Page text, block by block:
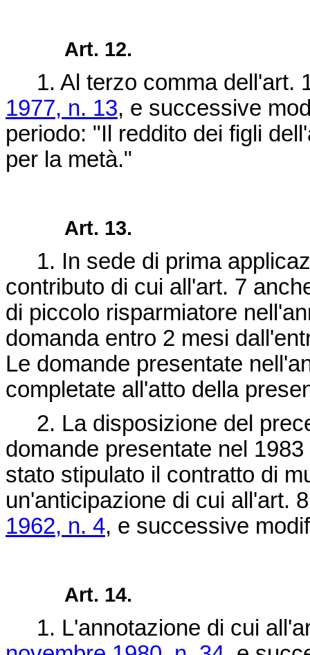
Art. 12.
1. Al terzo comma dell'art.
1977, n. 13, e successive
periodo: "Il reddito dei figli
per la metà."
Art. 13.
1. In sede di prima
contributo di cui all'art. 7
di piccolo risparmiatore
domanda entro 2 mesi
Le domande presentate
completate all'atto della
2. La disposizione del
domande presentate nel
stato stipulato il contratto di
un'anticipazione di cui all'art.
1962, n. 4, e successive
Art. 14.
1. L'annotazione di cui